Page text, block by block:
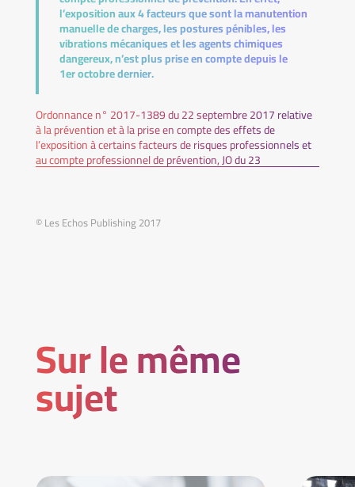
l’exposition aux 4 facteurs que sont la manutention
manuelle de charges, les postures pénibles, les
vibrations mécaniques et les agents chimiques
dangereux, n’est plus prise en compte depuis le
1er octobre dernier.
Ordonnance n° 2017-1389 du 22 septembre 2017 relative
à la prévention et à la prise en compte des effets de
l’exposition à certains facteurs de risques professionnels et
au compte professionnel de prévention, JO du 23
© Les Echos Publishing 2017
Sur le même
sujet